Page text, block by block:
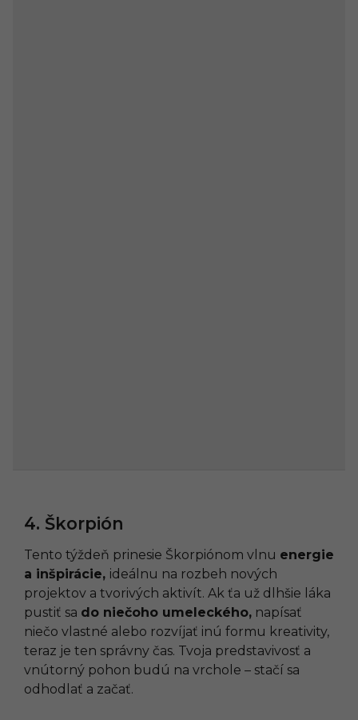
4. Škorpión
Tento týždeň prinesie Škorpiónom vlnu energie
a inšpirácie, ideálnu na rozbeh nových
projektov a tvorivých aktivít. Ak ťa už dlhšie láka
pustiť sa do niečoho umeleckého, napísať
niečo vlastné alebo rozvíjať inú formu kreativity,
teraz je ten správny čas. Tvoja predstavivosť a
vnútorný pohon budú na vrchole – stačí sa
odhodlať a začať.